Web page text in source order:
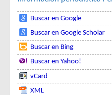
Buscar en Google
Buscar en Google Scholar
Buscar en Bing
Buscar en Yahoo!
vCard
XML